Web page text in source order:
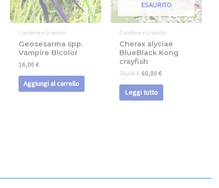
Caridine e Granchi
Geosesarma spp.
Vampire Bicolor
16,00€
Aggiungi al carrello
ESAURITO
Caridine e Granchi
Cherax alyciae
BlueBlack Kong
crayfish
70,00€ 60,00€
Leggi tutto